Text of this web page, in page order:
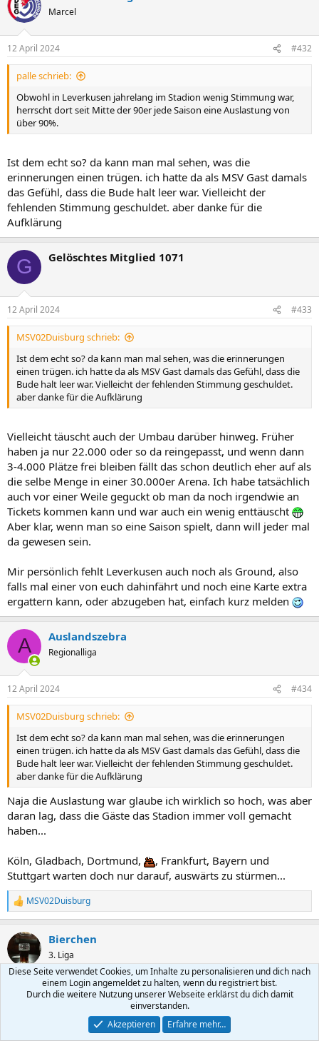
t
i
e
n
Marcel
12 April 2024 #432
palle schrieb:
Obwohl in Leverkusen jahrelang im Stadion wenig Stimmung war,
herrscht dort seit Mitte der 90er jede Saison eine Auslastung von
über 90%.
Ist dem echt so? da kann man mal sehen, was die
erinnerungen einen trügen. ich hatte da als MSV Gast damals
das Gefühl, dass die Bude halt leer war. Vielleicht der
fehlenden Stimmung geschuldet. aber danke für die
Aufklärung
G Gelöschtes Mitglied 1071
12 April 2024 #433
MSV02Duisburg schrieb:
Ist dem echt so? da kann man mal sehen, was die erinnerungen
einen trügen. ich hatte da als MSV Gast damals das Gefühl, dass die
Bude halt leer war. Vielleicht der fehlenden Stimmung geschuldet.
aber danke für die Aufklärung
Vielleicht täuscht auch der Umbau darüber hinweg. Früher
haben ja nur 22.000 oder so da reingepasst, und wenn dann
3-4.000 Plätze frei bleiben fällt das schon deutlich eher auf als
die selbe Menge in einer 30.000er Arena. Ich habe tatsächlich
auch vor einer Weile geguckt ob man da noch irgendwie an
Tickets kommen kann und war auch ein wenig enttäuscht
Aber klar, wenn man so eine Saison spielt, dann will jeder mal
da gewesen sein.
Mir persönlich fehlt Leverkusen auch noch als Ground, also
falls mal einer von euch dahinfährt und noch eine Karte extra
ergattern kann, oder abzugeben hat, einfach kurz melden
A Auslandszebra
Regionalliga
12 April 2024 #434
MSV02Duisburg schrieb:
Ist dem echt so? da kann man mal sehen, was die erinnerungen
einen trügen. ich hatte da als MSV Gast damals das Gefühl, dass die
Bude halt leer war. Vielleicht der fehlenden Stimmung geschuldet.
aber danke für die Aufklärung
Naja die Auslastung war glaube ich wirklich so hoch, was aber
daran lag, dass die Gäste das Stadion immer voll gemacht
haben...
Köln, Gladbach, Dortmund,
, Frankfurt, Bayern und
Stuttgart warten doch nur darauf, auswärts zu stürmen...
R
e
k
i
o
MSV02Duisburg
Bierchen
3. Liga
12 April 2024 #435
Diese Seite verwendet Cookies, um Inhalte zu personalisieren und dich nach
einem Login angemeldet zu halten, wenn du registriert bist.
Durch die weitere Nutzung unserer Webseite erklärst du dich damit
einverstanden.
Akzeptieren
Erfahre mehr…